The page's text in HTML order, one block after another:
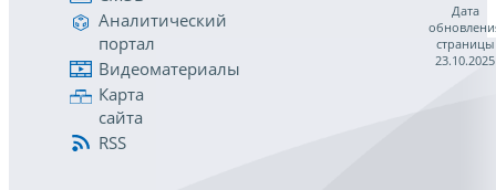
Аналитический
портал
Видеоматериалы
Карта
сайта
RSS
Дата
страницы
23.10.2025